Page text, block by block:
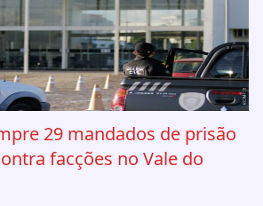
29 mandados de prisão
facções no Vale do